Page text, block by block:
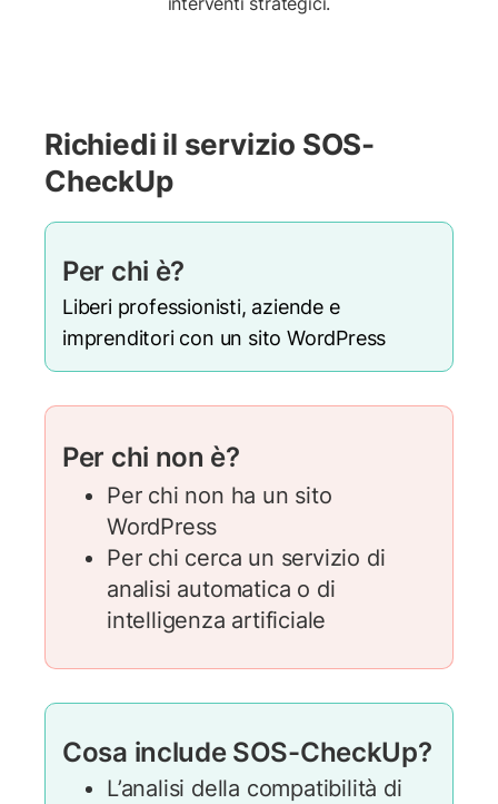
Richiedi il servizio SOS-
CheckUp
Per chi è?
Liberi professionisti, aziende e
imprenditori con un sito WordPress
Per chi non è?
Per chi non ha un sito
WordPress
Per chi cerca un servizio di
analisi automatica o di
intelligenza artificiale
Cosa include SOS-CheckUp?
L’analisi della compatibilità di